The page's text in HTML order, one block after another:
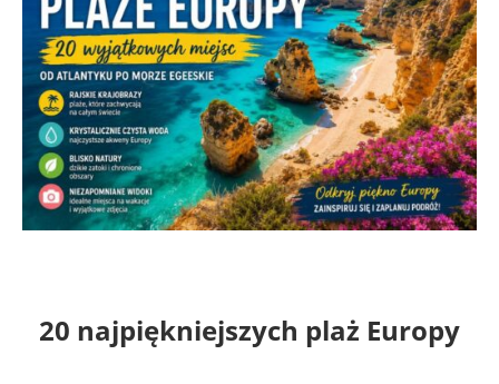
20 najpiękniejszych plaż Europy